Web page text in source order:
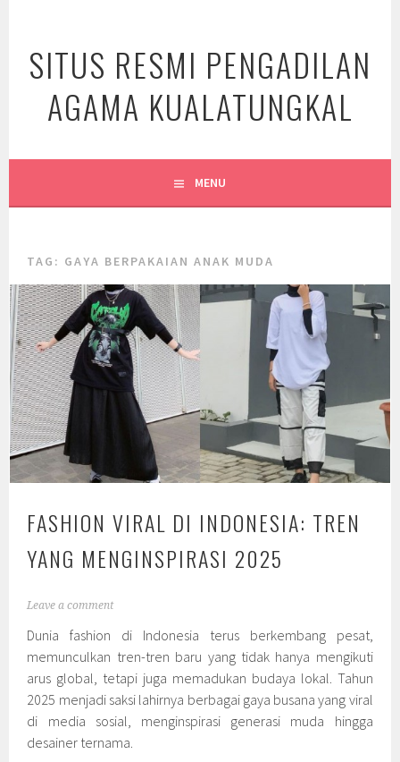
content
SITUS RESMI PENGADILAN
AGAMA KUALATUNGKAL
MENU
TAG: GAYA BERPAKAIAN ANAK MUDA
FASHION VIRAL DI INDONESIA: TREN
YANG MENGINSPIRASI 2025
Leave a comment
Dunia fashion di Indonesia terus berkembang pesat,
memunculkan tren-tren baru yang tidak hanya mengikuti
arus global, tetapi juga memadukan budaya lokal. Tahun
2025 menjadi saksi lahirnya berbagai gaya busana yang viral
di media sosial, menginspirasi generasi muda hingga
desainer ternama.